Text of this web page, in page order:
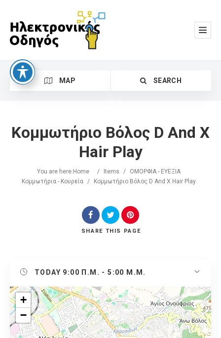
MAP SEARCH
Search
Κομμωτήριο Βόλος D And X
Hair Play
You are here: Home / Items /
ΟΜΟΡΦΙΑ - ΕΥΕΞΙΑ
Κομμωτήρια - Κουρεία
/ Κομμωτήριο Βόλος D And X Hair Play
SHARE THIS PAGE
TODAY 9:00 Π.Μ. - 5:00 Μ.Μ.
+
−